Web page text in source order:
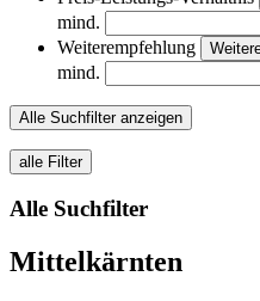
mind.
Weiterempfehlung
mind.
Alle Suchfilter anzeigen
alle Filter
Alle Suchfilter
Mittelkärnten